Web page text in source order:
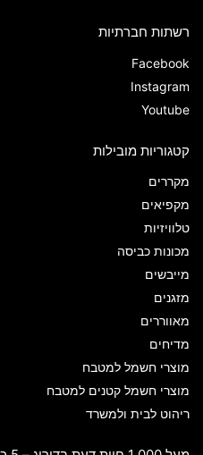
רשתות חברתיות
Facebook
Instagram
Youtube
קטגוריות מובילות
מקררים
מקפיאים
טלוויזיות
מכונות כביסה
מייבשים
מזגנים
מאווררים
מדיחים
מוצרי חשמל למטבח
מוצרי חשמל קטנים למטבח
ריהוט לבית ולמשרד